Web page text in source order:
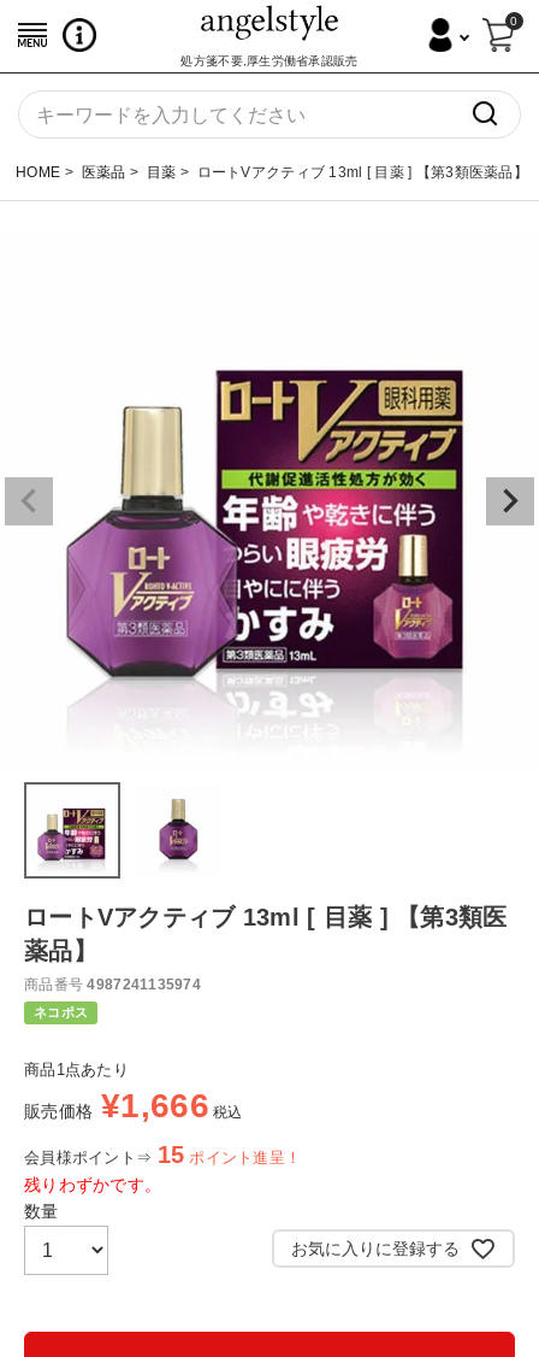
処方箋不要,厚生労働省承認販売
0
HOME 医薬品 目薬 ロートVアクティブ 13ml [ 目薬 ] 【第3類医薬品】
ロートVアクティブ 13ml [ 目薬 ] 【第3類医
薬品】
商品番号 4987241135974
ネコポス
商品1点あたり
販売価格 ¥1,666 税込
会員様ポイント⇒ 15 ポイント進呈！
残りわずかです。
お気に入りに登録する